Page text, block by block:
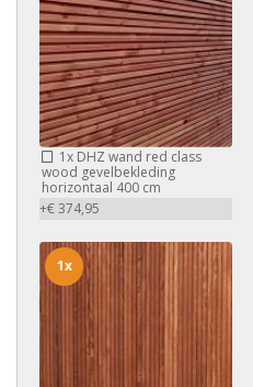
1x DHZ wand red class
wood gevelbekleding
horizontaal 400 cm
+€ 374,95
1x